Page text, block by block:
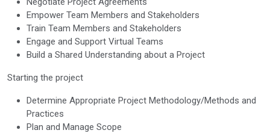
Empower Team Members and Stakeholders
Train Team Members and Stakeholders
Engage and Support Virtual Teams
Build a Shared Understanding about a Project
Starting the project
Determine Appropriate Project Methodology/Methods and
Practices
Plan and Manage Scope